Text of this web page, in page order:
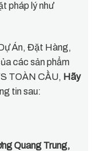
pháp lý như
Án, Đặt Hàng,
các sản phẩm
TOÀN CẦU, Hãy
tin sau:
Quang Trung,